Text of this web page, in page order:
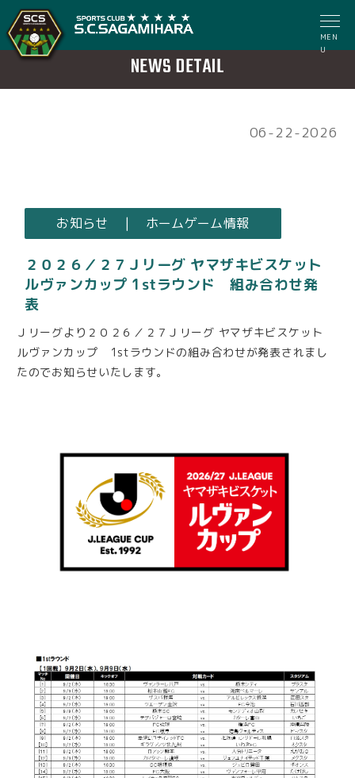
MEN
U
NEWS DETAIL
06-22-2026
お知らせ | ホームゲーム情報
２０２６／２７Ｊリーグ ヤマザキビスケット
ルヴァンカップ 1stラウンド 組み合わせ発
表
Ｊリーグより２０２６／２７Ｊリーグ ヤマザキビスケット
ルヴァンカップ 1stラウンドの組み合わせが発表されまし
たのでお知らせいたします。